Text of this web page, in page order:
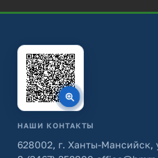
НАШИ КОНТАКТЫ
628002, г. Ханты-Мансийск,